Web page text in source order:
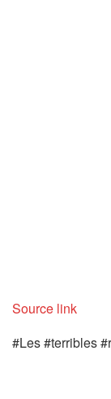
Source link
#Les #terribles